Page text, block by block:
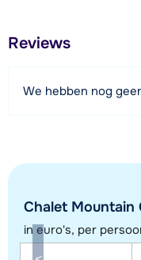
Afstand tot restaurant of bar
600 meter
600 meter
Bekijk kaart
Reviews
We hebben nog
Chalet Mountain
in euro's, per